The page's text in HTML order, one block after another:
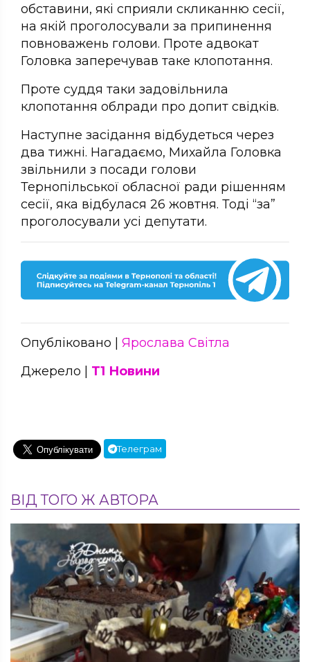
обставини, які сприяли скликанню сесії,
на якій проголосували за припинення
повноважень голови. Проте адвокат
Головка заперечував таке клопотання.
Проте суддя таки задовільнила
клопотання облради про допит свідків.
Наступне засідання відбудеться через
два тижні. Нагадаємо, Михайла Головка
звільнили з посади голови
Тернопільської обласної ради рішенням
сесії, яка відбулася 26 жовтня. Тоді “за”
проголосували усі депутати.
Опубліковано | Ярослава Світла
Джерело | Т1 Новини
Телеграм
ВІД ТОГО Ж АВТОРА